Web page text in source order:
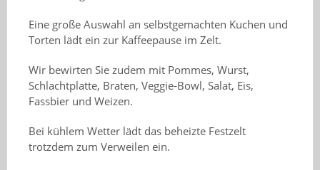
Eine große Auswahl an selbstgemachten Kuchen und
Torten lädt ein zur Kaffeepause im Zelt.
Wir bewirten Sie zudem mit Pommes, Wurst,
Schlachtplatte, Braten, Veggie-Bowl, Salat, Eis,
Fassbier und Weizen.
Bei kühlem Wetter lädt das beheizte Festzelt
trotzdem zum Verweilen ein.